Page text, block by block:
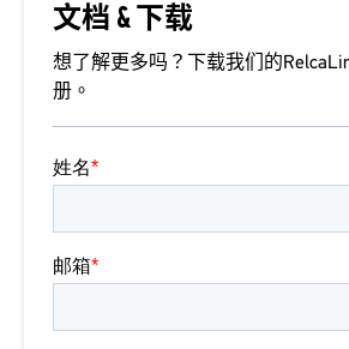
文档 & 下载
想了解更多吗？下载我们的
册。